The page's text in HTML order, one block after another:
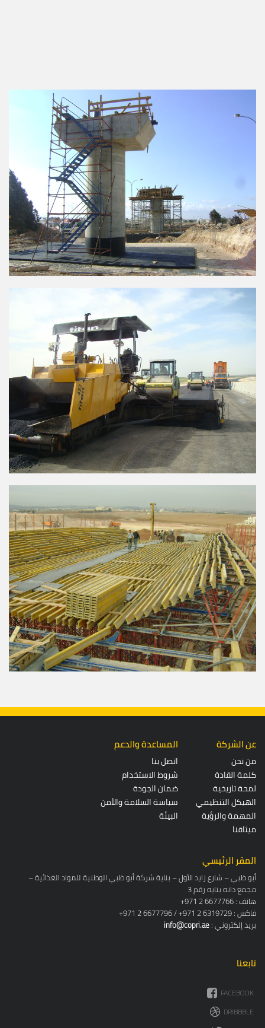
عن الشركة
من نحن
كلمة القادة
لمحة تاريخية
الهيكل التنظيمي
المهمة والرؤية
ميثاقنا
المساعدة والدعم
اتصل بنا
شروط الاستخدام
ضمان الجودة
سياسة السلامة والأمن
البيئة
المقر الرئيسي
أبو ظبي – شارع زايد الأول – بناية شركة أبو ظبي الوطنية للمواد الغذائية –
مجمع دانه بنايه رقم 3
+971 2 6677766 : هاتف
+971 2 6677796 / +971 2 6319729 : فاكس
info@copri.ae : بريد إلكتروني
تابعنا
FACEBOOK
DRIBBBLE